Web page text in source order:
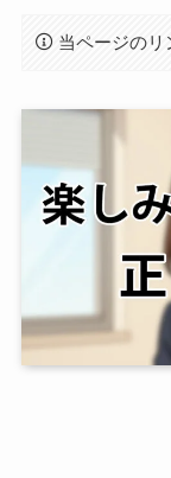
当ページのリ